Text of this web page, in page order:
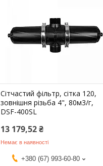
Сітчастий фільтр, сітка 120,
зовнішня різьба 4", 80м3/г,
DSF-400SL
13 179,52 ₴
Немає в наявності
+380 (67) 993-60-80